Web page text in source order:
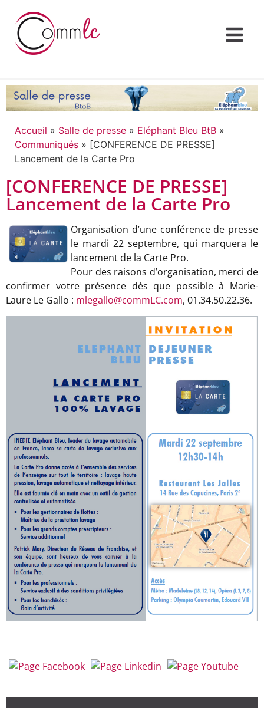
Accueil » Salle de presse » Eléphant Bleu BtB »
Communiqués » [CONFERENCE DE PRESSE]
Lancement de la Carte Pro
[CONFERENCE DE PRESSE]
Lancement de la Carte Pro
Organisation d’une conférence de presse
le mardi 22 septembre, qui marquera le
lancement de la Carte Pro.
Pour des raisons d’organisation, merci de
confirmer votre présence dès que possible à Marie-
Laure Le Gallo : mlegallo@commLC.com, 01.34.50.22.36.